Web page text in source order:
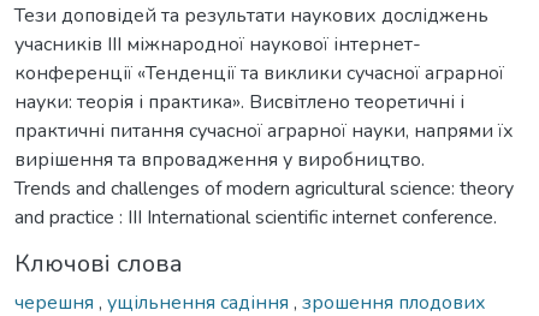
Тези доповідей та результати наукових досліджень
учасників IIІ міжнародної наукової інтернет-
конференції «Тенденції та виклики сучасної аграрної
науки: теорія і практика». Висвітлено теоретичні і
практичні питання сучасної аграрної науки, напрями їх
вирішення та впровадження у виробництво.
Trends and challenges of modern agricultural science: theory
and practice : III International scientific internet conference.
Ключові слова
черешня , ущільнення садіння , зрошення плодових